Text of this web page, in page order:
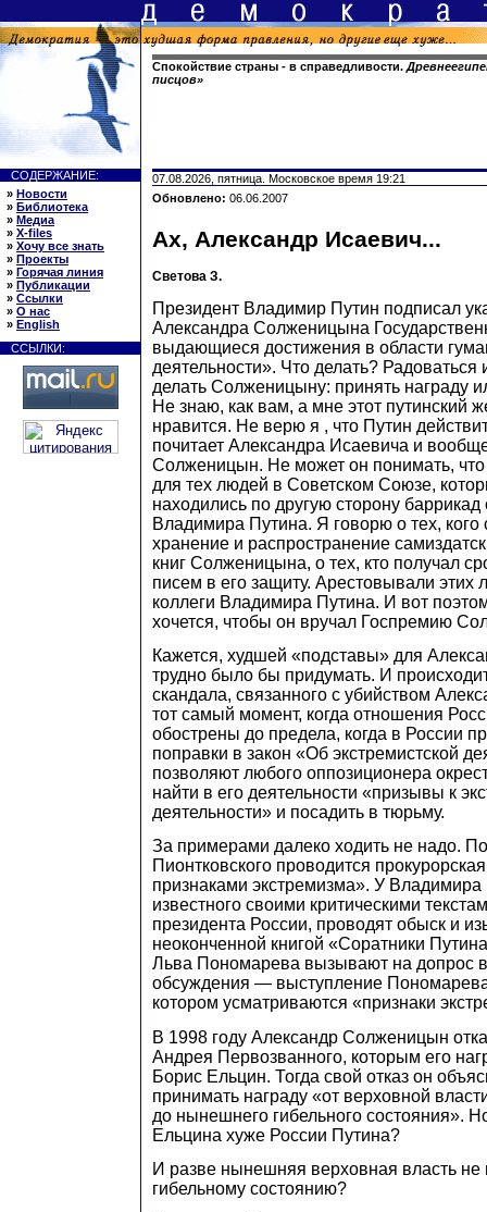
Спокойствие страны - в справедливости.
писцов»
СОДЕРЖАНИЕ:
» Новости
» Библиотека
» Медиа
» X-files
» Хочу все знать
» Проекты
» Горячая линия
» Публикации
» Ссылки
» О нас
» English
ССЫЛКИ:
07.08.2026, пятница. Московское время 19:21
Обновлено: 06.06.2007
Ах, Александр Исаевич...
Светова З.
Президент Владимир Путин подписал
Александра Солженицына
выдающиеся достижения в области
деятельности». Что делать? Радоваться
делать Солженицыну: принять награду
Не знаю, как вам, а мне этот путинский
нравится. Не верю я , что Путин
почитает Александра Исаевича и
Солженицын. Не может он понимать,
для тех людей в Советском Союзе,
находились по другую сторону баррикад
Владимира Путина. Я говорю о тех, кого
хранение и распространение
книг Солженицына, о тех, кто получал
писем в его защиту. Арестовывали
коллеги Владимира Путина. И вот
хочется, чтобы он вручал Госпремию
Кажется, худшей «подставы» для
трудно было бы придумать. И
скандала, связанного с убийством
тот самый момент, когда отношения
обострены до предела, когда в России
поправки в закон «Об экстремистской
позволяют любого оппозиционера
найти в его деятельности «призывы к
деятельности» и посадить в тюрьму.
За примерами далеко ходить не надо.
Пионтковского проводится
признаками экстремизма». У
известного своими критическими
президента России, проводят обыск и
неоконченной книгой «Соратники
Льва Пономарева вызывают на допрос
обсуждения — выступление
котором усматриваются «признаки
В 1998 году Александр Солженицын
Андрея Первозванного, которым его
Борис Ельцин. Тогда свой отказ он
принимать награду «от верховной
до нынешнего гибельного состояния».
Ельцина хуже России Путина?
И разве нынешняя верховная власть не
гибельному состоянию?